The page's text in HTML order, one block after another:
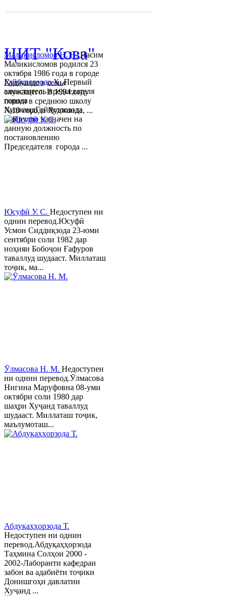
Гайбуллозода Х.Первый
заместитель председателя
города
ХуджандГайбуллозода
Хайрулло назначен на
данную должность по
постановлению
Председателя города ...
Маликисломов Н. Н.Насим
Маликисломов родился 23
октября 1986 года в городе
Худжанде в семье
служащего. В 1994 году
пошел в среднюю школу
№18 города Худжанда, ...
Юсуфӣ У. C. Недоступен ни
однин перевод.Юсуфӣ
Усмон Сиддиқзода 23-юми
сентябри соли 1982 дар
ноҳияи Бобоҷон Ғафуров
таваллуд шудааст. Миллаташ
тоҷик, ма...
Ӯлмасова Н. М. Недоступен
ни однин перевод.Ӯлмасова
Нигина Маруфовна 08-уми
октябри соли 1980 дар
шаҳри Хуҷанд таваллуд
шудааст. Миллаташ тоҷик,
маълумоташ...
Абдуқаҳҳорзода Т.
Недоступен ни однин
перевод.Абдуқаҳҳорзода
Таҳмина Солҳои 2000 -
2002-Лаборанти кафедраи
забон ва адабиёти тоҷики
Донишгоҳи давлатии
Хуҷанд ...
ЦИТ "Кова"